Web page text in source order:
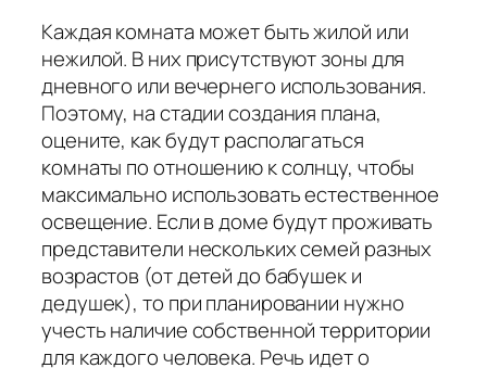
Каждая комната может быть жилой или
нежилой. В них присутствуют зоны для
дневного или вечернего использования.
Поэтому, на стадии создания плана,
оцените, как будут располагаться
комнаты по отношению к солнцу, чтобы
максимально использовать естественное
освещение. Если в доме будут проживать
представители нескольких семей разных
возрастов (от детей до бабушек и
дедушек), то при планировании нужно
учесть наличие собственной территории
для каждого человека. Речь идет о